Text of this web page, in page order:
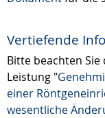
Vertiefende
Bitte beachten
Leistung "
einer
wesentliche